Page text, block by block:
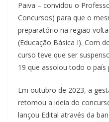
Paiva – convidou o
Concursos) para que o
preparatório na região
(Educação Básica I). Com
curso teve que ser
19 que assolou todo o país
Em outubro de 2023, a
retomou a ideia do
lançou Edital através da